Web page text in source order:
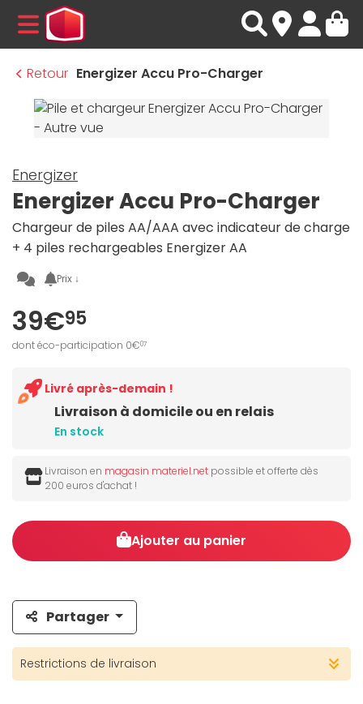
MENU
Retour Energizer Accu Pro-Charger
Energizer
Energizer Accu Pro-Charger
Chargeur de piles AA/AAA avec indicateur de charge
+ 4 piles rechargeables Energizer AA
Prix ↓
39€95
dont éco-participation 0€07
Livraison à domicile ou en relais
En stock
Livré après-demain !
Livraison en magasin materiel.net possible et offerte dès
200 euros d'achat !
Ajouter au panier
Partager
Restrictions de livraison